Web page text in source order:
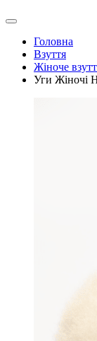
Головна
Взуття
Жіноче
Уги Жіночі